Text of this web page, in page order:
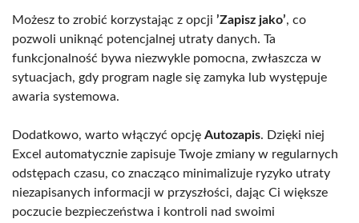
Możesz to zrobić korzystając z opcji ’Zapisz jako’, co
pozwoli uniknąć potencjalnej utraty danych. Ta
funkcjonalność bywa niezwykle pomocna, zwłaszcza w
sytuacjach, gdy program nagle się zamyka lub występuje
awaria systemowa.
Dodatkowo, warto włączyć opcję Autozapis. Dzięki niej
Excel automatycznie zapisuje Twoje zmiany w regularnych
odstępach czasu, co znacząco minimalizuje ryzyko utraty
niezapisanych informacji w przyszłości, dając Ci większe
poczucie bezpieczeństwa i kontroli nad swoimi